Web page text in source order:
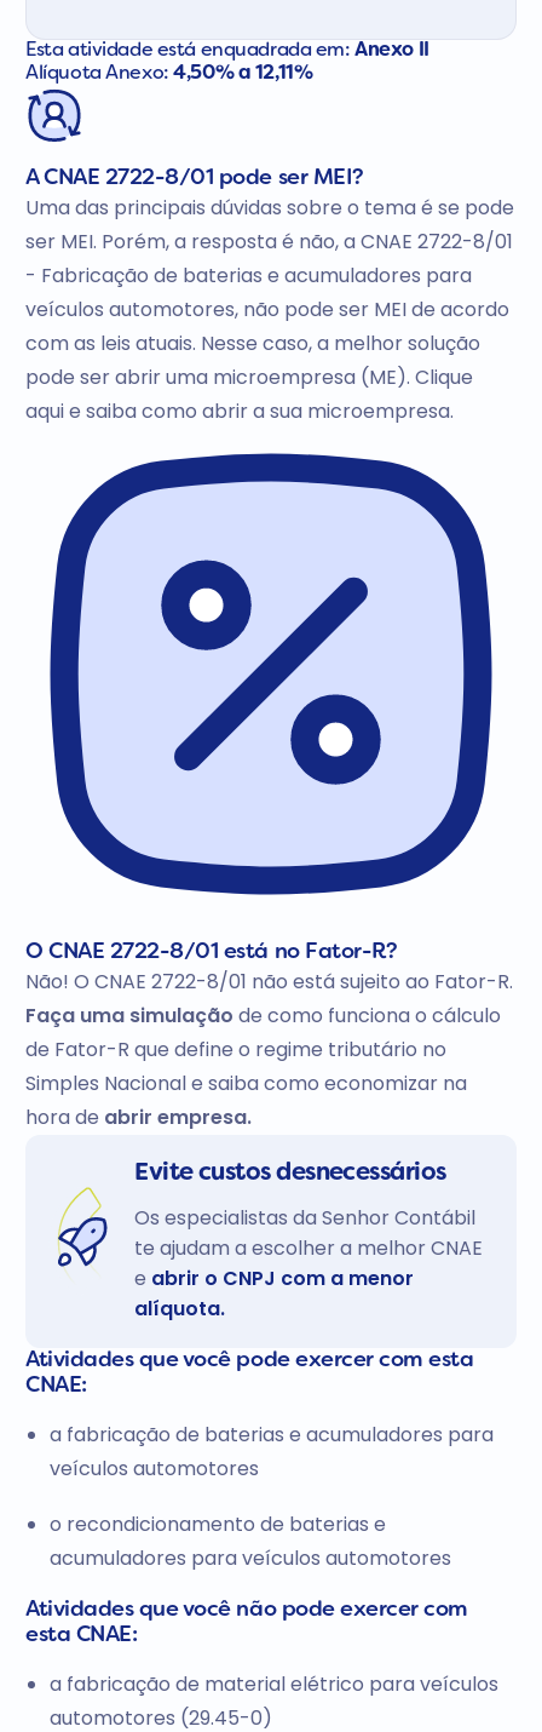
Esta atividade está enquadrada em:Anexo II
Alíquota Anexo:4,50% a 12,11%
A CNAE 2722-8/01 pode ser MEI?
Uma das principais dúvidas sobre o tema é se pode
ser MEI. Porém, a resposta é não, a CNAE 2722-8/01
- Fabricação de baterias e acumuladores para
veículos automotores, não pode ser MEI de acordo
com as leis atuais. Nesse caso, a melhor solução
pode ser abrir uma microempresa (ME). Clique
aqui e saiba como abrir a sua microempresa.
O CNAE 2722-8/01 está no Fator-R?
Não! O CNAE 2722-8/01 não está sujeito ao Fator-R.
Faça uma simulação de como funciona o cálculo
de Fator-R que define o regime tributário no
Simples Nacional e saiba como economizar na
hora de abrir empresa.
Evite custos desnecessários
Os especialistas da Senhor Contábil
te ajudam a escolher a melhor CNAE
e abrir o CNPJ com a menor
alíquota.
Atividades que você pode exercer com esta
CNAE:
a fabricação de baterias e acumuladores para
veículos automotores
o recondicionamento de baterias e
acumuladores para veículos automotores
Atividades que você não pode exercer com
esta CNAE:
a fabricação de material elétrico para veículos
automotores (29.45-0)